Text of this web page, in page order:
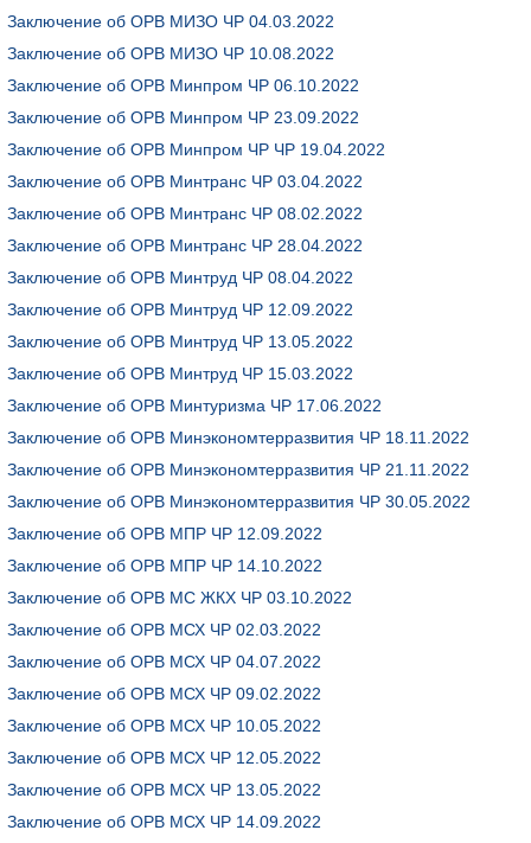
Заключение об ОРВ МИЗО ЧР 04.03.2022
Заключение об ОРВ МИЗО ЧР 10.08.2022
Заключение об ОРВ Минпром ЧР 06.10.2022
Заключение об ОРВ Минпром ЧР 23.09.2022
Заключение об ОРВ Минпром ЧР ЧР 19.04.2022
Заключение об ОРВ Минтранс ЧР 03.04.2022
Заключение об ОРВ Минтранс ЧР 08.02.2022
Заключение об ОРВ Минтранс ЧР 28.04.2022
Заключение об ОРВ Минтруд ЧР 08.04.2022
Заключение об ОРВ Минтруд ЧР 12.09.2022
Заключение об ОРВ Минтруд ЧР 13.05.2022
Заключение об ОРВ Минтруд ЧР 15.03.2022
Заключение об ОРВ Минтуризма ЧР 17.06.2022
Заключение об ОРВ Минэкономтерразвития ЧР 18.11.2022
Заключение об ОРВ Минэкономтерразвития ЧР 21.11.2022
Заключение об ОРВ Минэкономтерразвития ЧР 30.05.2022
Заключение об ОРВ МПР ЧР 12.09.2022
Заключение об ОРВ МПР ЧР 14.10.2022
Заключение об ОРВ МС ЖКХ ЧР 03.10.2022
Заключение об ОРВ МСХ ЧР 02.03.2022
Заключение об ОРВ МСХ ЧР 04.07.2022
Заключение об ОРВ МСХ ЧР 09.02.2022
Заключение об ОРВ МСХ ЧР 10.05.2022
Заключение об ОРВ МСХ ЧР 12.05.2022
Заключение об ОРВ МСХ ЧР 13.05.2022
Заключение об ОРВ МСХ ЧР 14.09.2022